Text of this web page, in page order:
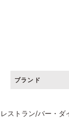
ブランド
レストラン バー・ダ